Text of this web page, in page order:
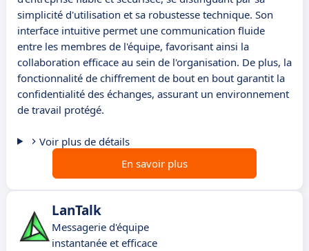
simplicité d'utilisation et sa robustesse technique. Son
interface intuitive permet une communication fluide
entre les membres de l'équipe, favorisant ainsi la
collaboration efficace au sein de l'organisation. De plus, la
fonctionnalité de chiffrement de bout en bout garantit la
confidentialité des échanges, assurant un environnement
de travail protégé.
Voir plus de détails
En savoir plus
LanTalk
Messagerie d'équipe
instantanée et efficace